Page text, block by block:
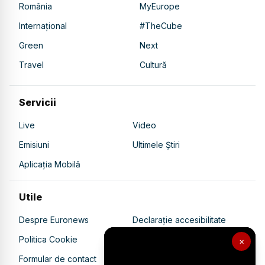
×
România
MyEurope
Internațional
#TheCube
Green
Next
Travel
Cultură
Servicii
Live
Video
Emisiuni
Ultimele Știri
Aplicația Mobilă
Utile
Despre Euronews
Declarație accesibilitate
Politica Cookie
Politica de confidențialitate
Formular de contact